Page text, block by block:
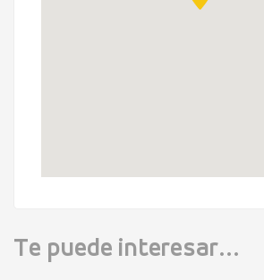
Te puede interesar...